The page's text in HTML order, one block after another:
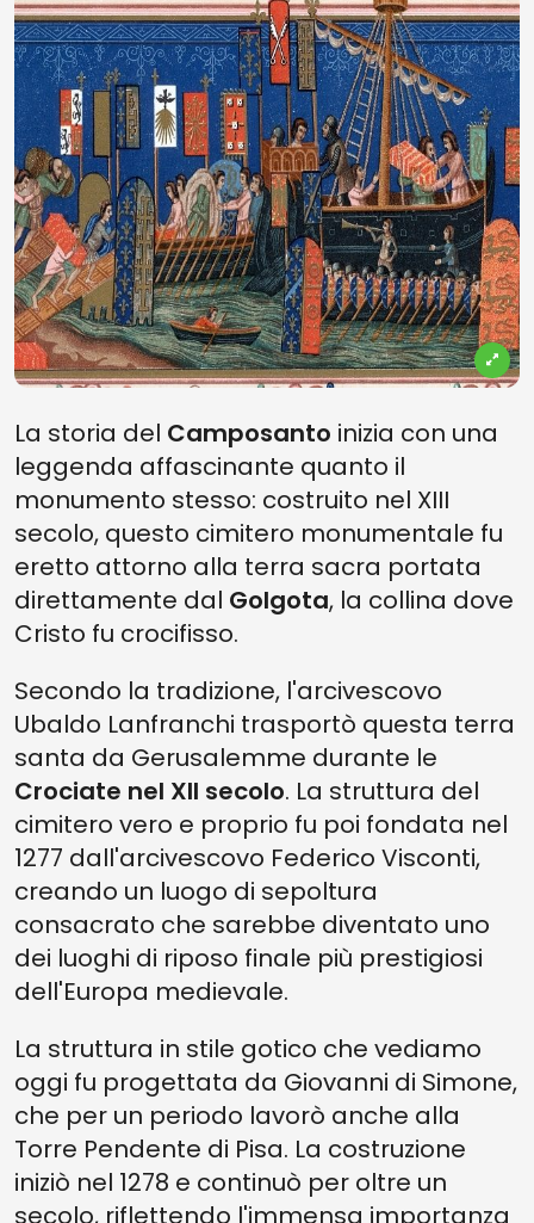
La storia del Camposanto inizia con una
leggenda affascinante quanto il
monumento stesso: costruito nel XIII
secolo, questo cimitero monumentale fu
eretto attorno alla terra sacra portata
direttamente dal Golgota, la collina dove
Cristo fu crocifisso.
Secondo la tradizione, l'arcivescovo
Ubaldo Lanfranchi trasportò questa terra
santa da Gerusalemme durante le
Crociate nel XII secolo. La struttura del
cimitero vero e proprio fu poi fondata nel
1277 dall'arcivescovo Federico Visconti,
creando un luogo di sepoltura
consacrato che sarebbe diventato uno
dei luoghi di riposo finale più prestigiosi
dell'Europa medievale.
La struttura in stile gotico che vediamo
oggi fu progettata da Giovanni di Simone,
che per un periodo lavorò anche alla
Torre Pendente di Pisa. La costruzione
iniziò nel 1278 e continuò per oltre un
secolo, riflettendo l'immensa importanza